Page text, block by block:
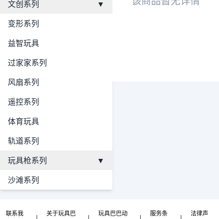
文创系列
▼
变形系列
益智玩具
过家家系列
风扇系列
遥控系列
体育玩具
轨道系列
玩具枪系列
▼
沙滩系列
联系我
关于玩具巴
玩具巴巴动
服务条
法律声